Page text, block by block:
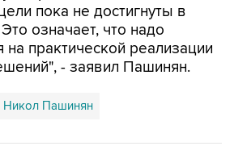
пока не достигнуты в
означает, что надо
на практической реализации
- заявил Пашинян.
Никол Пашинян